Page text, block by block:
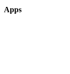
Apps